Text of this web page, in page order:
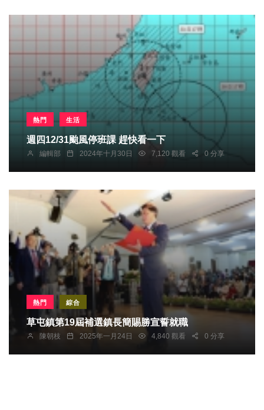
熱門 生活
週四12/31颱風停班課 趕快看一下
編輯部 2024年十月30日 7,120 觀看 0 分享
熱門 綜合
草屯鎮第19屆補選鎮長簡賜勝宣誓就職
陳朝枝 2025年一月24日 4,840 觀看 0 分享